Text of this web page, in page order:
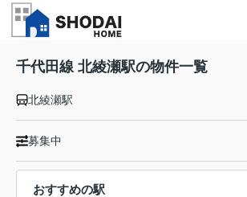
千代田線 北綾瀬駅の物件一覧
北綾瀬駅
募集中
おすすめの駅